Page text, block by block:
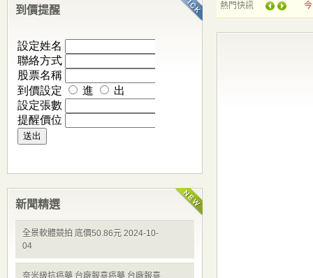
熱門快訊
到價提醒
新聞精選
全景軟體競拍 底價50.86元 2024-10-
04
奈米級抗癌藥 台廠報喜癌藥 台廠報喜